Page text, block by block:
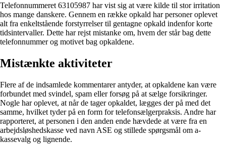
Telefonnummeret 63105987 har vist sig at være kilde til stor irritation
hos mange danskere. Gennem en række opkald har personer oplevet
alt fra enkeltstående forstyrrelser til gentagne opkald indenfor korte
tidsintervaller. Dette har rejst mistanke om, hvem der står bag dette
telefonnummer og motivet bag opkaldene.
Mistænkte aktiviteter
Flere af de indsamlede kommentarer antyder, at opkaldene kan være
forbundet med svindel, spam eller forsøg på at sælge forsikringer.
Nogle har oplevet, at når de tager opkaldet, lægges der på med det
samme, hvilket tyder på en form for telefonsælgerpraksis. Andre har
rapporteret, at personen i den anden ende hævdede at være fra en
arbejdsløshedskasse ved navn ASE og stillede spørgsmål om a-
kassevalg og lignende.